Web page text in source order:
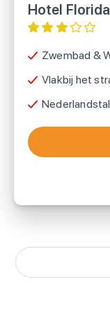
Hotel
Zwembad &
Vlakbij het